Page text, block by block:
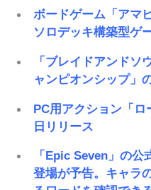
ボードゲーム「アマ
ソロデッキ構築型ゲ
「ブレイドアンドソ
ャンピオンシップ」
PC用アクション「
日リリース
「Epic Seven」の
登場が予告。キャラ